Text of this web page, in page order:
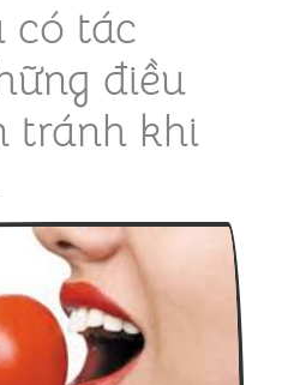
có tác
điều
tránh khi